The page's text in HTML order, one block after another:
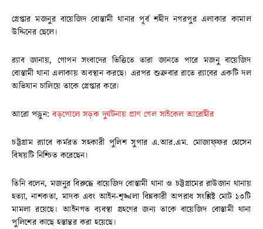
গ্রেপ্তার মজনুর বায়েজিদ বোস্তামী থানার পূর্ব শহীদ নগরপুর এলাকার কামাল
উদ্দিনের ছেলে।
র‍্যাব জানায়, গোপন সংবাদের ভিত্তিতে তারা জানতে পারে মজনু বায়েজিদ
বোস্তামী থানা এলাকায় অবস্থান করছে। এরপর শুক্রবার রাতে র‍্যাবের একটি দল
অভিযান চালিয়ে তাকে গ্রেপ্তার করে।
আরো পড়ুন:বড়পোলে সড়ক দুর্ঘটনায় প্রাণ গেল সাইকেল আরোহীর
চট্টগ্রাম র‍্যাবে কর্মরত সহকারী পুলিশ সুপার এ.আর.এম. মোজাফ্ফর হোসেন
বিষয়টি নিশ্চিত করেছেন।
তিনি বলেন, মজনুর বিরুদ্ধে বায়েজিদ বোস্তামী থানা ও চট্টগ্রামের রাউজান থানায়
হত্যা, নাশকতা, মাদক এবং আইন-শৃঙ্খলা বিঘ্নকারী অপরাধ সংশ্লিষ্ট মোট ১৩টি
মামলা রয়েছে। আইনগত ব্যবস্থা গ্রহণের জন্য তাকে বায়েজিদ বোস্তামী থানা
পুলিশের কাছে হস্তান্তর করা হয়েছে।